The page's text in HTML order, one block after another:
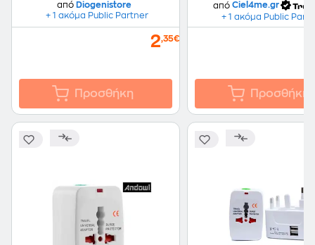
από Diogenistore
+ 1 ακόμα Public Partner
2,35€
Προσθήκη
από Ciel4me.gr
+ 1 ακόμα Public
Προσθήκη